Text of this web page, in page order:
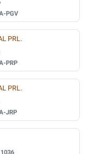
PGV
PRL.
PRP
PRL.
JRP